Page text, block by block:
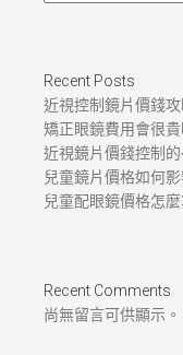
Recent Posts
近視控制鏡片價錢
矯正眼鏡費用會很
近視鏡片價錢控制
兒童鏡片價格如何
兒童配眼鏡價格怎
Recent Comments
尚無留言可供顯示。